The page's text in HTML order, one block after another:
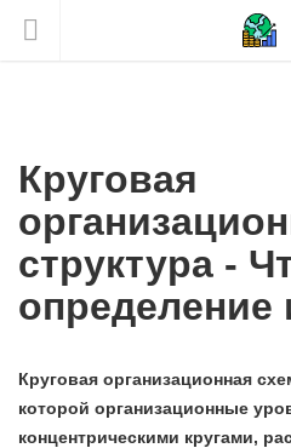
Круговая
структура -
определение
Круговая организационная
которой организационные
концентрическими кругами,